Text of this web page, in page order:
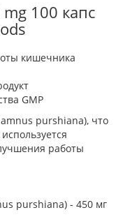
100 капс
кишечника
GMP
purshiana), что
работы
purshiana) - 450 мг